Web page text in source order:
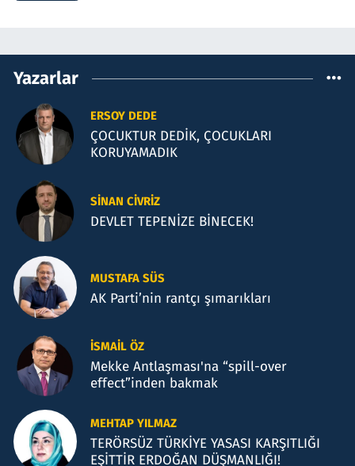
Yazarlar
ERSOY DEDE
ÇOCUKTUR DEDİK, ÇOCUKLARI
KORUYAMADIK
SINAN CIVRIZ
DEVLET TEPENİZE BİNECEK!
MUSTAFA SÜS
AK Parti’nin rantçı şımarıkları
İSMAIL ÖZ
Mekke Antlaşması'na “spill-over
effect”inden bakmak
MEHTAP YILMAZ
TERÖRSÜZ TÜRKİYE YASASI KARŞITLIĞI
EŞİTTİR ERDOĞAN DÜŞMANLIĞI!